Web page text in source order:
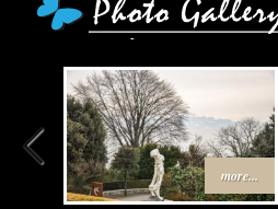
more...